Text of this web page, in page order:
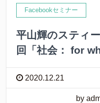
Facebookセミナー
平山輝のスティ
回「社会： for
2020.12.21
by